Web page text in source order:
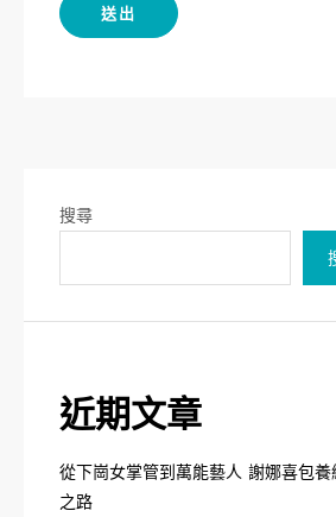
搜尋
近期文章
從下崗女掌管到萬能藝人 謝娜喜包養
之路